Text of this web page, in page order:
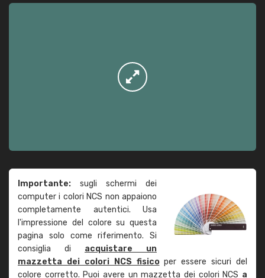
Importante: sugli schermi dei
computer i colori NCS non appaiono
completamente autentici. Usa
l'impressione del colore su questa
pagina solo come riferimento. Si
consiglia di acquistare un
mazzetta dei colori NCS fisicoper essere sicuri del
colore corretto. Puoi avere un mazzetta dei colori NCS a